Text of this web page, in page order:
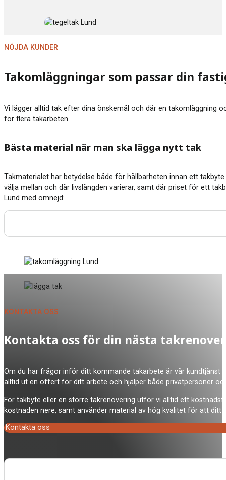
Takomläggningar som passar din
Vi lägger alltid tak efter dina önskemål och där en takomläggning
för flera takarbeten.
NÖJDA KUNDER
Bästa material när man ska lägga nytt tak
Takmaterialet har betydelse både för hållbarheten innan ett
välja mellan och där livslängden varierar, samt där priset för ett
Lund med omnejd:
Kontakta oss för din nästa
Om du har frågor inför ditt kommande takarbete är vår
alltid ut en offert för ditt arbete och hjälper både privatpersoner
För takbyte eller en större takrenovering utför vi alltid ett
kostnaden nere, samt använder material av hög kvalitet för att ditt
KONTAKTA OSS
Kontakta oss